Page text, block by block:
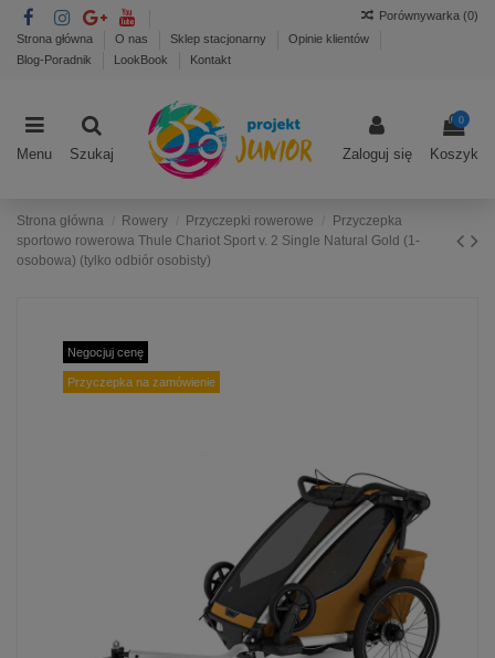
Strona główna O nas Sklep stacjonarny
Opinie klientów
Blog-Poradnik
LookBook Kontakt
Porównywarka (0)
Menu Szukaj Zaloguj się
0
Koszyk
Strona główna Rowery Przyczepki rowerowe
Przyczepka
sportowo rowerowa Thule Chariot Sport v. 2 Single Natural Gold (1-
osobowa) (tylko odbiór osobisty)
Negocjuj cenę
Przyczepka na zamówienie